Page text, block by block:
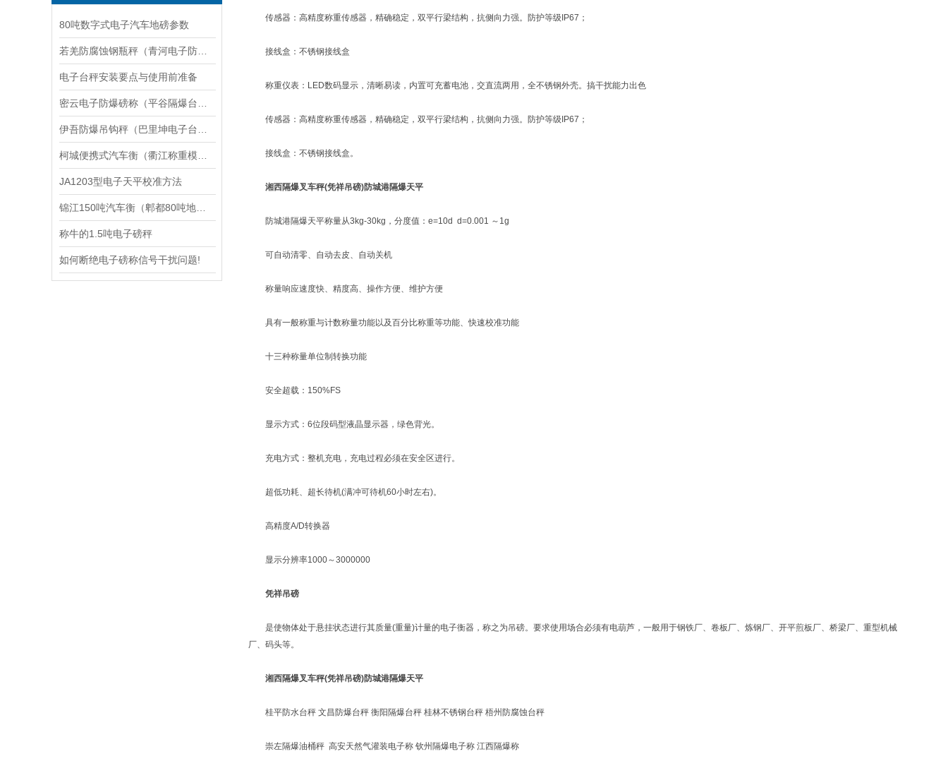
80吨数字式电子汽车地磅参数
电子台秤安装要点与使用前准备
JA1203型电子天平校准方法
称牛的1.5吨电子磅秤
如何断绝电子磅称信号干扰问题!
传感器：高精度称重传感器，精确稳定，双平行梁结构，抗侧向力强。防护等级IP67；
接线盒：不锈钢接线盒
称重仪表：LED数码显示，清晰易读，内置可充蓄电池，交直流两用，全不锈钢外壳。搞干扰能力出色
传感器：高精度称重传感器，精确稳定，双平行梁结构，抗侧向力强。防护等级IP67；
接线盒：不锈钢接线盒。
湘西隔爆叉车秤(凭祥吊磅)防城港隔爆天平
防城港隔爆天平称量从3kg-30kg，分度值：e=10d d=0.001 ～1g
可自动清零、自动去皮、自动关机
称量响应速度快、精度高、操作方便、维护方便
具有一般称重与计数称量功能以及百分比称重等功能、快速校准功能
十三种称量单位制转换功能
安全超载：150%FS
显示方式：6位段码型液晶显示器，绿色背光。
充电方式：整机充电，充电过程必须在安全区进行。
超低功耗、超长待机(满冲可待机60小时左右)。
高精度A/D转换器
显示分辨率1000～3000000
凭祥吊磅
是使物体处于悬挂状态进行其质量(重量)计量的电子衡器，称之为吊磅。要求使用场合必须有电葫芦，一般用于钢铁厂、卷板厂、炼钢厂、开平煎板厂、桥梁厂、重型机械
厂、码头等。
湘西隔爆叉车秤(凭祥吊磅)防城港隔爆天平
桂平防水台秤 文昌防爆台秤 衡阳隔爆台秤 桂林不锈钢台秤 梧州防腐蚀台秤
崇左隔爆油桶秤 高安天然气灌装电子称 钦州隔爆电子称 江西隔爆称